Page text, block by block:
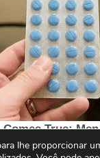
lhe proporcionar